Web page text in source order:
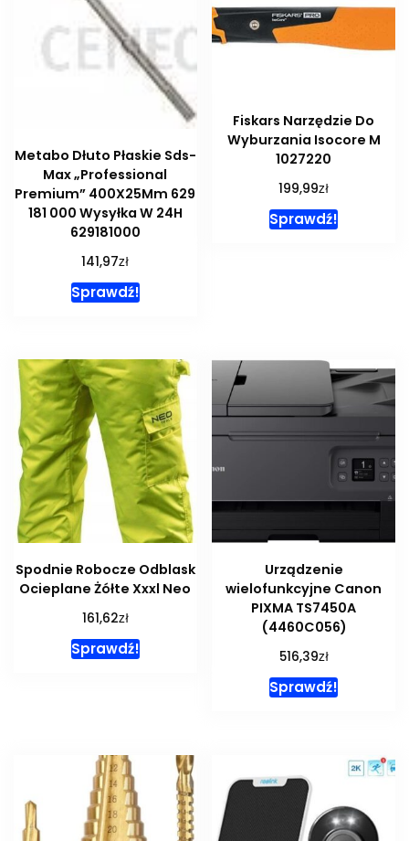
Metabo Dłuto Płaskie Sds-
Max „Professional
Premium” 400X25Mm 629
181 000 Wysyłka W 24H
629181000
141,97zł
Sprawdź!
Fiskars Narzędzie Do
Wyburzania Isocore M
1027220
199,99zł
Sprawdź!
Spodnie Robocze Odblask
Ocieplane Żółte Xxxl Neo
161,62zł
Sprawdź!
Urządzenie
wielofunkcyjne Canon
PIXMA TS7450A
(4460C056)
516,39zł
Sprawdź!